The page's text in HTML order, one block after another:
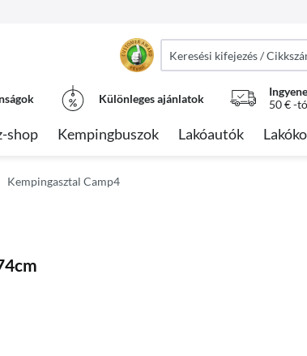
Különleges ajánlatok
50 € -
shop Kempingbuszok Lakóautók
Kempingasztal Camp4